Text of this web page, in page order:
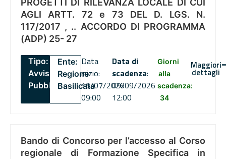
PROGETTI DI RILEVANZA LOCALE DI CUI
AGLI ARTT. 72 e 73 DEL D. LGS. N.
117/2017 , .. ACCORDO DI PROGRAMMA
(ADP) 25- 27
Tipo:
Avviso
Pubblico
Ente:
Regione
Basilicata
Data
inizio:
16/07/2026
09:00
Data di
scadenza:
09/09/2026
12:00
Giorni
alla
scadenza:
34
Maggiori
dettagli
Bando di Concorso per l’accesso al Corso
regionale di Formazione Specifica in